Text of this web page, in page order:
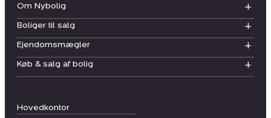
Hovedkontor
Om Nybolig
Boliger til salg
Ejendomsmægler
Køb & salg af bolig